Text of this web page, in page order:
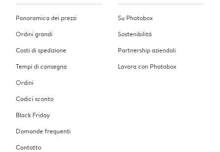
Panoramica dei prezzi
Ordini grandi
Costi di spedizione
Tempi di consegna
Ordini
Codici sconto
Black Friday
Domande frequenti
Contatto
Su Photobox
Sostenibilità
Partnership aziendali
Lavora con Photobox